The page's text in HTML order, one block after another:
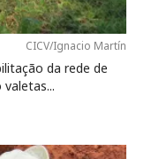
CICV/Ignacio Martín
da rede de